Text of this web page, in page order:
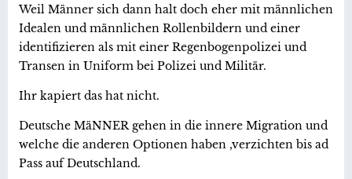
Weil Männer sich dann halt doch eher mit männlichen
Idealen und männlichen Rollenbildern und einer
identifizieren als mit einer Regenbogenpolizei und
Transen in Uniform bei Polizei und Militär.
Ihr kapiert das hat nicht.
Deutsche MäNNER gehen in die innere Migration und
welche die anderen Optionen haben ,verzichten bis ad
Pass auf Deutschland.